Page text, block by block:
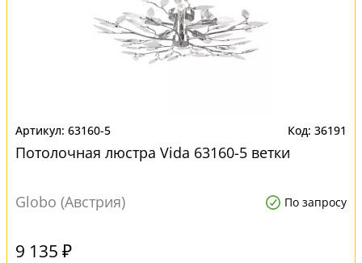
63160-5 36191
Потолочная люстра Vida 63160-5 ветки
Globo (Австрия) По запросу
9 135 ₽